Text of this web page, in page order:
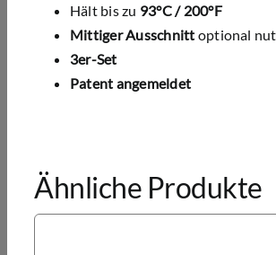
Hält bis zu 93°C / 200°F
Mittiger Ausschnitt optional
3er-Set
Patent angemeldet
Ähnliche Produkte